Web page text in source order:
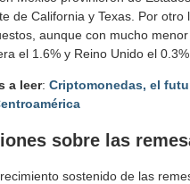
de California y Texas. Por otro
aunque con mucho
el 1.6% y Reino Unido el
a leer: Criptomonedas, el
sobre las
sostenido de las